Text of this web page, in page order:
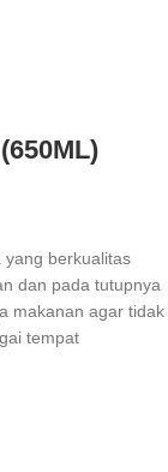
yang berkualitas
dan pada tutupnya
makanan agar tidak
tempat